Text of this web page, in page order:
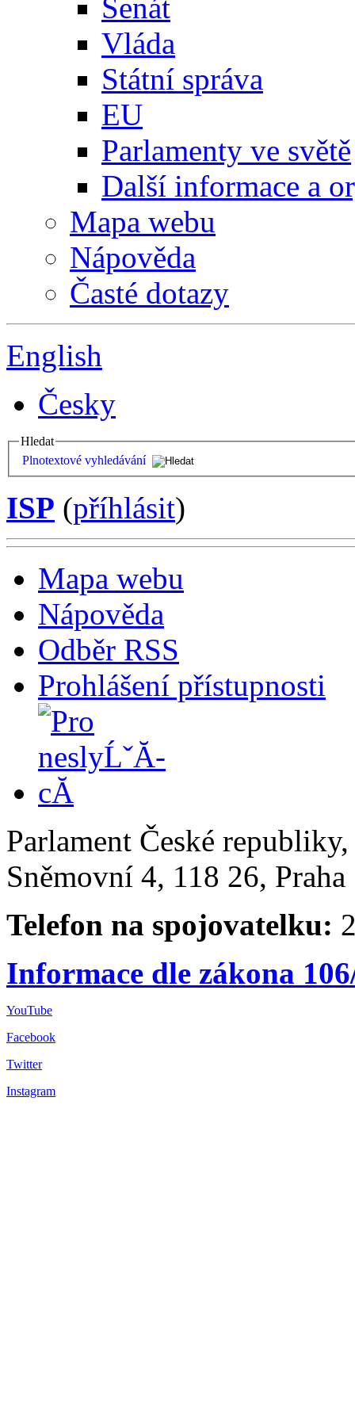
Senát
Vláda
Státní správa
EU
Parlamenty ve světě
Další informace a
Mapa webu
Nápověda
Časté dotazy
English
Česky
Hledat
Plnotextové vyhledávání
ISP (příhlásit)
Mapa webu
Nápověda
Odběr RSS
Prohlášení přístupnosti
Parlament České
Sněmovní 4, 118 26,
Telefon na spojovatelku:
Informace dle zákona
YouTube
Facebook
Twitter
Instagram